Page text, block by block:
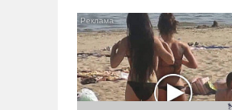
псевдонаучной фантастики,
стало всерьез обсуждаемой
идеей.